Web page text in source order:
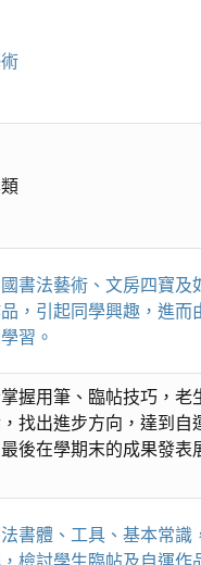
書法藝術、文房四寶及
，引起同學興趣，進而
習。
握用筆、臨帖技巧，老
找出進步方向，達到自
後在學期末的成果發表
書體、工具、基本常識
檢討學生臨帖及自運作